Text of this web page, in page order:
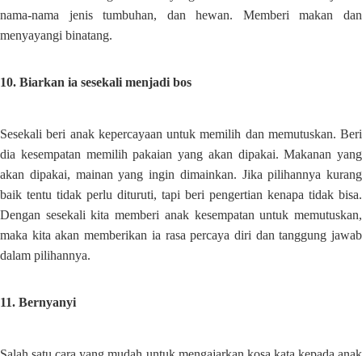
nama-nama jenis tumbuhan, dan hewan. Memberi makan dan
menyayangi binatang.
10. Biarkan ia sesekali menjadi bos
Sesekali beri anak kepercayaan untuk memilih dan memutuskan. Beri
dia kesempatan memilih pakaian yang akan dipakai. Makanan yang
akan dipakai, mainan yang ingin dimainkan. Jika pilihannya kurang
baik tentu tidak perlu dituruti, tapi beri pengertian kenapa tidak bisa.
Dengan sesekali kita memberi anak kesempatan untuk memutuskan,
maka kita akan memberikan ia rasa percaya diri dan tanggung jawab
dalam pilihannya.
11. Bernyanyi